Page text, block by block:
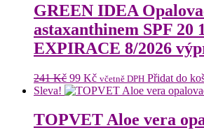
GREEN IDEA
astaxanthinem SPF 20
EXPIRACE 8/2026
241Kč Původní
cena
241 Kč.
99 KčAktuální
cena
99 Kč.
včetně DPH Přidat do
Sleva!
TOPVET Aloe vera